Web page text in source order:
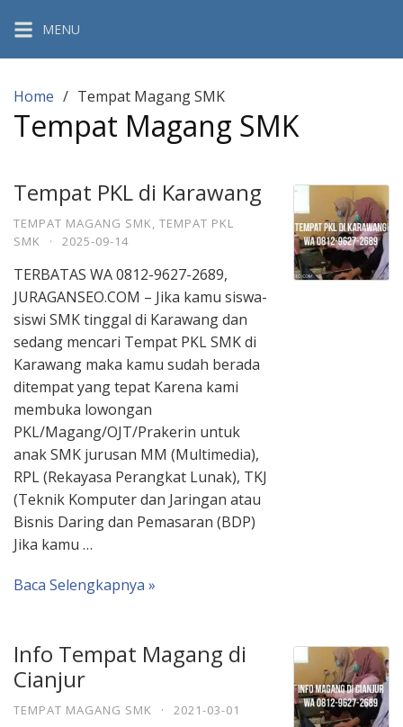
content
MENU
Home Tempat Magang SMK
Tempat Magang SMK
Tempat PKL di Karawang
TEMPAT MAGANG SMK, TEMPAT PKL
SMK
· 2025-09-14
TERBATAS WA 0812-9627-2689,
JURAGANSEO.COM – Jika kamu siswa-
siswi SMK tinggal di Karawang dan
sedang mencari Tempat PKL SMK di
Karawang maka kamu sudah berada
ditempat yang tepat Karena kami
membuka lowongan
PKL/Magang/OJT/Prakerin untuk
anak SMK jurusan MM (Multimedia),
RPL (Rekayasa Perangkat Lunak), TKJ
(Teknik Komputer dan Jaringan atau
Bisnis Daring dan Pemasaran (BDP)
Jika kamu …
Baca Selengkapnya »
Info Tempat Magang di
Cianjur
TEMPAT MAGANG SMK · 2021-03-01